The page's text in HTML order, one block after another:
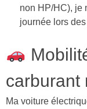
non HP/HC), je
journée lors
carburant
Ma voiture